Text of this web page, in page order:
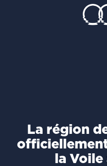
La région
la Voile